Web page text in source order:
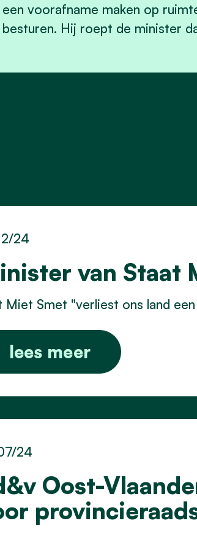
een voorafname maken op
besturen. Hij roept de minister
van Staat
24
Miet Smet "verliest ons land
lees meer
Oost-
24